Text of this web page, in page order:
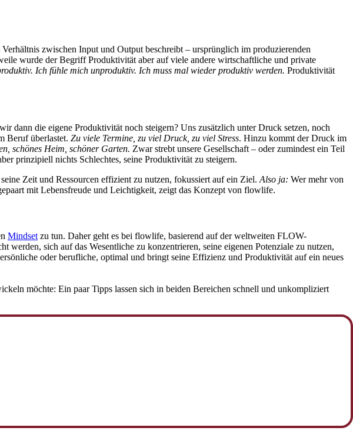
zwischen Input und Output beschreibt – ursprünglich im produzierenden
wurde der Begriff Produktivität aber auf viele andere wirtschaftliche und private
Ich fühle mich unproduktiv. Ich muss mal wieder produktiv werden. Produktivität
dann die eigene Produktivität noch steigern? Uns zusätzlich unter Druck setzen, noch
Beruf überlastet. Zu viele Termine, zu viel Druck, zu viel Stress. Hinzu kommt der Druck im
schönes Heim, schöner Garten. Zwar strebt unsere Gesellschaft – oder zumindest ein Teil
prinzipiell nichts Schlechtes, seine Produktivität zu steigern.
Zeit und Ressourcen effizient zu nutzen, fokussiert auf ein Ziel. Also ja: Wer mehr von
mit Lebensfreude und Leichtigkeit, zeigt das Konzept von flowlife.
Mindset zu tun. Daher geht es bei flowlife, basierend auf der weltweiten FLOW-
sich auf das Wesentliche zu konzentrieren, seine eigenen Potenziale zu nutzen,
oder berufliche, optimal und bringt seine Effizienz und Produktivität auf ein neues
Ein paar Tipps lassen sich in beiden Bereichen schnell und unkompliziert